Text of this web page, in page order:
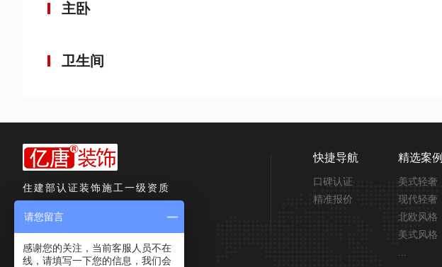
主卧
卫生间
住建部认证装饰施工一级资质
400 820 1926
预约量房
快捷导航
口碑认证
精准报价
精选案例
美式轻奢
现代轻奢
北欧风格
美式风格
...
请您留言
感谢您的关注，当前客服人员不在
线，请填写一下您的信息，我们会